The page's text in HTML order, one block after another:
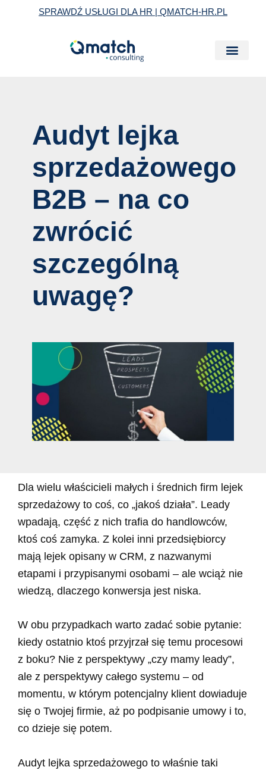
SPRAWDŹ USŁUGI DLA HR | QMATCH-HR.PL
Audyt lejka
sprzedażowego
B2B – na co
zwrócić
szczególną
uwagę?
Dla wielu właścicieli małych i średnich firm lejek
sprzedażowy to coś, co „jakoś działa”. Leady
wpadają, część z nich trafia do handlowców,
ktoś coś zamyka. Z kolei inni przedsiębiorcy
mają lejek opisany w CRM, z nazwanymi
etapami i przypisanymi osobami – ale wciąż nie
wiedzą, dlaczego konwersja jest niska.
W obu przypadkach warto zadać sobie pytanie:
kiedy ostatnio ktoś przyjrzał się temu procesowi
z boku? Nie z perspektywy „czy mamy leady”,
ale z perspektywy całego systemu – od
momentu, w którym potencjalny klient dowiaduje
się o Twojej firmie, aż po podpisanie umowy i to,
co dzieje się potem.
Audyt lejka sprzedażowego to właśnie taki